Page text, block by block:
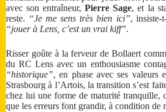
avec son entraîneur,Pierre Sage, et la
reste. “Je me sens très bien ici”, insiste-
“jouer à Lens, c’est un vrai kiff”.
Risser goûte à la ferveur de Bollaert
du RC Lens avec un enthousiasme
“historique”, en phase avec ses valeurs
Strasbourg à l’Artois, la transition s’est
chez lui une forme de maturité tranquille,
que les erreurs font grandir, à condition de